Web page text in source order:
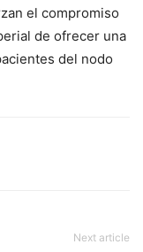
el compromiso
de ofrecer una
del nodo
Next article